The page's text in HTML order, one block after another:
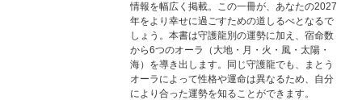
情報を幅広く掲載。この一冊が、あなたの2027
年をより幸せに過ごすための道しるべとなるで
しょう。本書は守護龍別の運勢に加え、宿命数
から6つのオーラ（大地・月・火・風・太陽・
海）を導き出します。同じ守護龍でも、まとう
オーラによって性格や運命は異なるため、自分
により合った運勢を知ることができます。